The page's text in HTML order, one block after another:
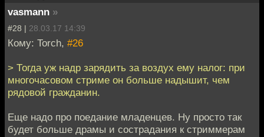
vasmann »
#28 | 28.03.17 14:39
Кому: Torch, #26
> Тогда уж надр зарядить за воздух ему налог: при
многочасовом стриме он больше надышит, чем
рядовой гражданин.
Еще надо про поедание младенцев. Ну просто так
будет больше драмы и сострадания к стриммерам